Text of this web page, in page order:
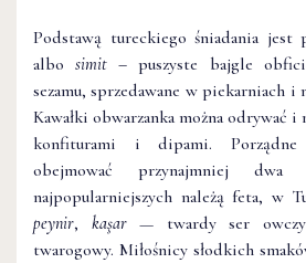
Podstawą tureckiego śniadania jest
albosimit – puszyste bajgle
sezamu, sprzedawane w piekarniach i
Kawałki obwarzanka można odrywać i
konfiturami i dipami. Porządne
obejmować przynajmniej
najpopularniejszych należą feta, w
peynir, kaşar — twardy ser
twarogowy. Miłośnicy słodkich